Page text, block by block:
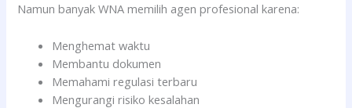
Namun banyak WNA memilih agen profesional karena:
Menghemat waktu
Membantu dokumen
Memahami regulasi terbaru
Mengurangi risiko kesalahan